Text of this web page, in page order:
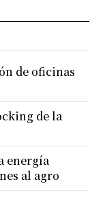
de oficinas
de la
energía
al agro